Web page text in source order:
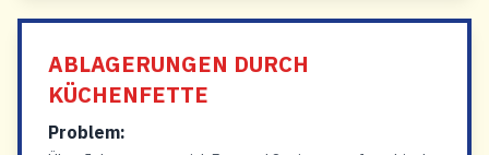
ABLAGERUNGEN DURCH
KÜCHENFETTE
Problem: